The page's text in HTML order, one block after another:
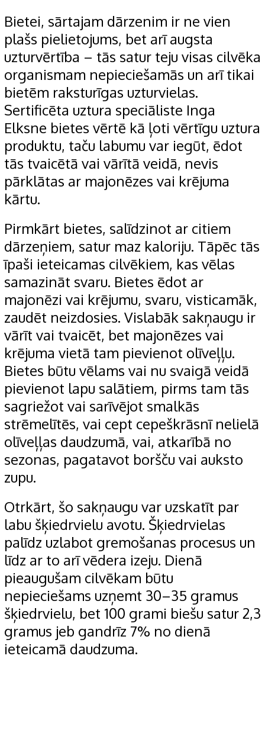
Bietei, sārtajam dārzenim ir ne vien
plašs pielietojums, bet arī augsta
uzturvērtība – tās satur teju visas cilvēka
organismam nepieciešamās un arī tikai
bietēm raksturīgas uzturvielas.
Sertificēta uztura speciāliste Inga
Elksne bietes vērtē kā ļoti vērtīgu uztura
produktu, taču labumu var iegūt, ēdot
tās tvaicētā vai vārītā veidā, nevis
pārklātas ar majonēzes vai krējuma
kārtu.
Pirmkārt bietes, salīdzinot ar citiem
dārzeņiem, satur maz kaloriju. Tāpēc tās
īpaši ieteicamas cilvēkiem, kas vēlas
samazināt svaru. Bietes ēdot ar
majonēzi vai krējumu, svaru, visticamāk,
zaudēt neizdosies. Vislabāk sakņaugu ir
vārīt vai tvaicēt, bet majonēzes vai
krējuma vietā tam pievienot olīveļļu.
Bietes būtu vēlams vai nu svaigā veidā
pievienot lapu salātiem, pirms tam tās
sagriežot vai sarīvējot smalkās
strēmelītēs, vai cept cepeškrāsnī nelielā
olīveļļas daudzumā, vai, atkarībā no
sezonas, pagatavot boršču vai auksto
zupu.
Otrkārt, šo sakņaugu var uzskatīt par
labu šķiedrvielu avotu. Šķiedrvielas
palīdz uzlabot gremošanas procesus un
līdz ar to arī vēdera izeju. Dienā
pieaugušam cilvēkam būtu
nepieciešams uzņemt 30–35 gramus
šķiedrvielu, bet 100 grami biešu satur 2,3
gramus jeb gandrīz 7% no dienā
ieteicamā daudzuma.